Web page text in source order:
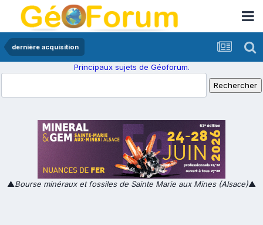
dernière acquisition
Principaux sujets de Géoforum.
▲Bourse minéraux et fossiles de Sainte Marie aux Mines (Alsace)▲